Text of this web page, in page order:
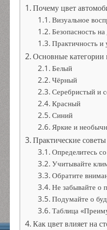
Почему цвет
Визуальное
Безопасность на
Практичность и
Основные категории
Белый
Чёрный
Серебристый и
Красный
Синий
Яркие и
Практические
Определитесь
Учитывайте
Обратите
Не забывайте о
Подумайте о
Таблица
Как цвет влияет на